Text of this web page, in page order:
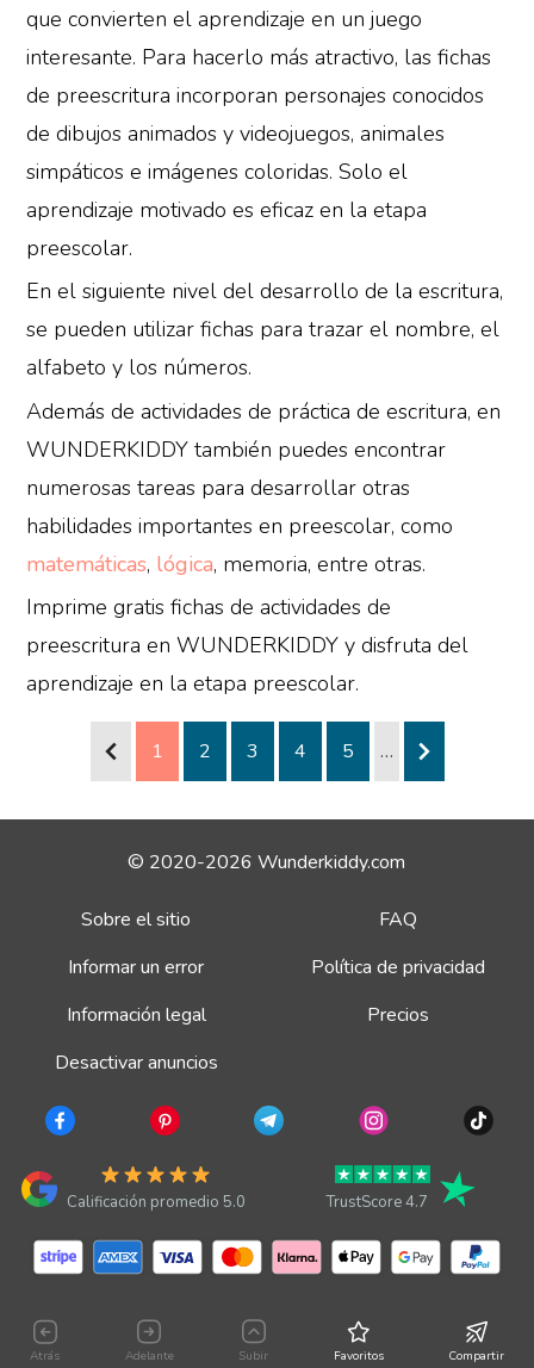
que convierten el aprendizaje en un juego
interesante. Para hacerlo más atractivo, las fichas
de preescritura incorporan personajes conocidos
de dibujos animados y videojuegos, animales
simpáticos e imágenes coloridas. Solo el
aprendizaje motivado es eficaz en la etapa
preescolar.
En el siguiente nivel del desarrollo de la escritura,
se pueden utilizar fichas para trazar el nombre, el
alfabeto y los números.
Además de actividades de práctica de escritura, en
WUNDERKIDDY también puedes encontrar
numerosas tareas para desarrollar otras
habilidades importantes en preescolar, como
matemáticas, lógica, memoria, entre otras.
Imprime gratis fichas de actividades de
preescritura en WUNDERKIDDY y disfruta del
aprendizaje en la etapa preescolar.
1 2 3 4 5 …
© 2020-2026 Wunderkiddy.com
Sobre el sitio
FAQ
Informar un error
Política de privacidad
Información legal
Precios
Desactivar anuncios
Calificación promedio 5.0 TrustScore 4.7
Atrás Adelante Subir Favoritos Compartir